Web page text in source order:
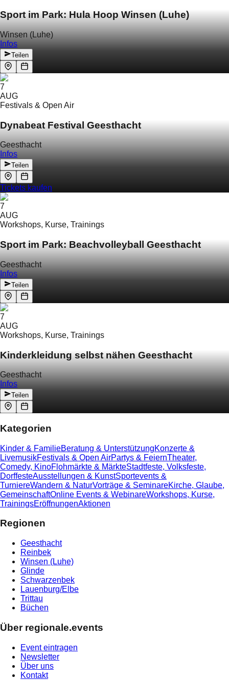
Sport im Park: Hula Hoop Winsen (Luhe)
Winsen (Luhe)
Infos
Teilen
7
AUG
Festivals & Open Air
Dynabeat Festival Geesthacht
Geesthacht
Infos
Teilen
Tickets kaufen
7
AUG
Workshops, Kurse, Trainings
Sport im Park: Beachvolleyball Geesthacht
Geesthacht
Infos
Teilen
7
AUG
Workshops, Kurse, Trainings
Kinderkleidung selbst nähen Geesthacht
Geesthacht
Infos
Teilen
Kategorien
Kinder & FamilieBeratung & UnterstützungKonzerte &
LivemusikFestivals & Open AirPartys & FeiernTheater,
Comedy, KinoFlohmärkte & MärkteStadtfeste, Volksfeste,
DorffesteAusstellungen & KunstSportevents &
TurniereWandern & NaturVorträge & SeminareKirche, Glaube,
GemeinschaftOnline Events & WebinareWorkshops, Kurse,
TrainingsEröffnungenAktionen
Regionen
Geesthacht
Reinbek
Winsen (Luhe)
Glinde
Schwarzenbek
Lauenburg/Elbe
Trittau
Büchen
Über regionale.events
Event eintragen
Newsletter
Über uns
Kontakt